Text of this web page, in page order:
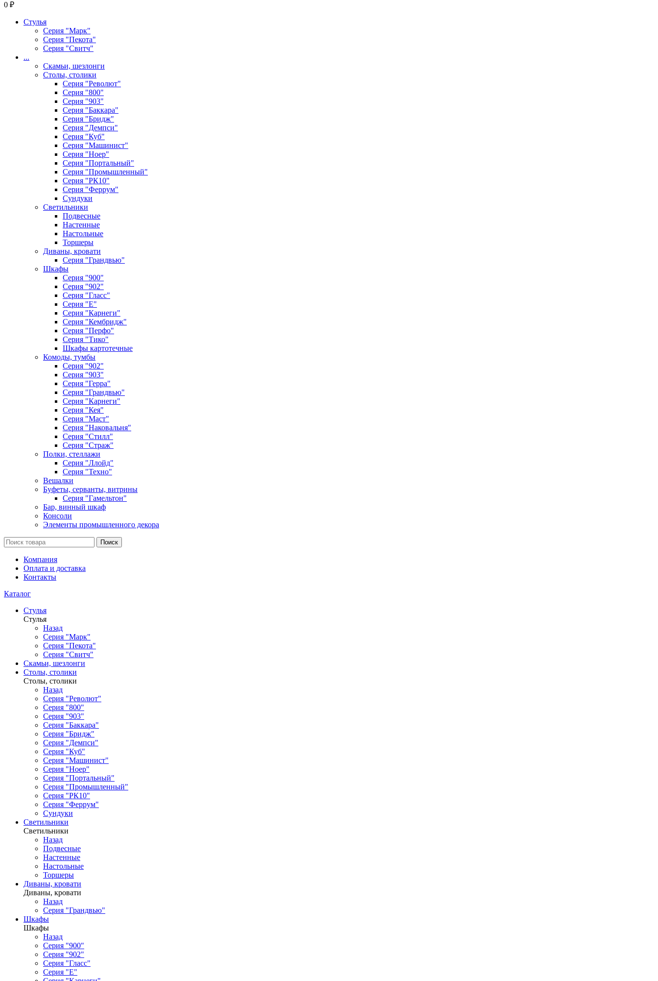
0 ₽
Стулья
Серия "Марк"
Серия "Пекота"
Серия "Свитч"
...
Скамьи, шезлонги
Столы, столики
Серия "Револют"
Серия "800"
Серия "903"
Серия "Баккара"
Серия "Бридж"
Серия "Демпси"
Серия "Куб"
Серия "Машинист"
Серия "Ноер"
Серия "Портальный"
Серия "Промышленный"
Серия "РК10"
Серия "Феррум"
Сундуки
Светильники
Подвесные
Настенные
Настольные
Торшеры
Диваны, кровати
Серия "Грандвью"
Шкафы
Серия "900"
Серия "902"
Серия "Гласс"
Серия "Е"
Серия "Карнеги"
Серия "Кембридж"
Серия "Перфо"
Серия "Тико"
Шкафы картотечные
Комоды, тумбы
Серия "902"
Серия "903"
Серия "Герра"
Серия "Грандвью"
Серия "Карнеги"
Серия "Кея"
Серия "Маст"
Серия "Наковальня"
Серия "Стилл"
Серия "Страж"
Полки, стеллажи
Серия "Ллойд"
Серия "Техно"
Вешалки
Буфеты, серванты, витрины
Серия "Гамельтон"
Бар, винный шкаф
Консоли
Элементы промышленного декора
Поиск
Компания
Оплата и доставка
Контакты
Каталог
Стулья
Стулья
Назад
Серия "Марк"
Серия "Пекота"
Серия "Свитч"
Скамьи, шезлонги
Столы, столики
Столы, столики
Назад
Серия "Револют"
Серия "800"
Серия "903"
Серия "Баккара"
Серия "Бридж"
Серия "Демпси"
Серия "Куб"
Серия "Машинист"
Серия "Ноер"
Серия "Портальный"
Серия "Промышленный"
Серия "РК10"
Серия "Феррум"
Сундуки
Светильники
Светильники
Назад
Подвесные
Настенные
Настольные
Торшеры
Диваны, кровати
Диваны, кровати
Назад
Серия "Грандвью"
Шкафы
Шкафы
Назад
Серия "900"
Серия "902"
Серия "Гласс"
Серия "Е"